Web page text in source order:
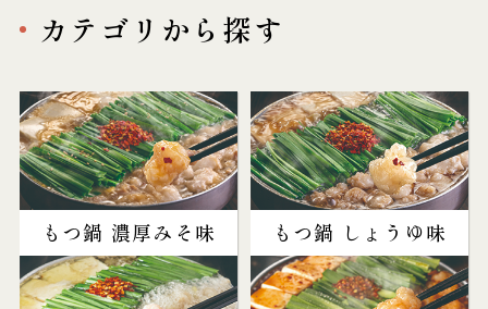
カテゴリから探す
もつ鍋 濃厚みそ味 もつ鍋 しょうゆ味